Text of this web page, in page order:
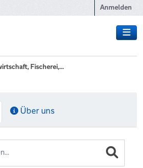
Anmelden
Fischerei,...
Über uns